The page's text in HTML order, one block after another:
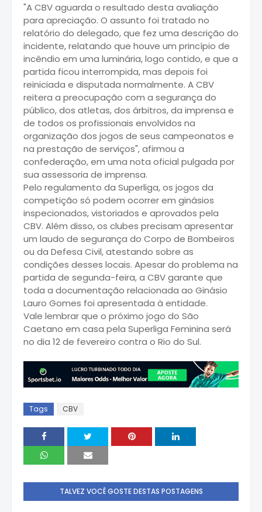
"A CBV aguarda o resultado desta avaliação
para apreciação. O assunto foi tratado no
relatório do delegado, que fez uma descrição do
incidente, relatando que houve um princípio de
incêndio em uma luminária, logo contido, e que a
partida ficou interrompida, mas depois foi
reiniciada e disputada normalmente. A CBV
reitera a preocupação com a segurança do
público, dos atletas, dos árbitros, da imprensa e
de todos os profissionais envolvidos na
organização dos jogos de seus campeonatos e
na prestação de serviços", afirmou a
confederação, em uma nota oficial pulgada por
sua assessoria de imprensa.
Pelo regulamento da Superliga, os jogos da
competição só podem ocorrer em ginásios
inspecionados, vistoriados e aprovados pela
CBV. Além disso, os clubes precisam apresentar
um laudo de segurança do Corpo de Bombeiros
ou da Defesa Civil, atestando sobre as
condições desses locais. Apesar do problema na
partida de segunda-feira, a CBV garante que
toda a documentação relacionada ao Ginásio
Lauro Gomes foi apresentada à entidade.
Vale lembrar que o próximo jogo do São
Caetano em casa pela Superliga Feminina será
no dia 12 de fevereiro contra o Rio do Sul.
Tags CBV
TALVEZ VOCÊ GOSTE DESTAS POSTAGENS